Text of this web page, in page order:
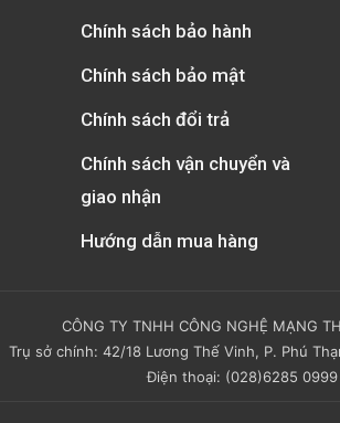
Chính sách bảo hành
Chính sách bảo mật
Chính sách đổi trả
Chính sách vận chuyển và
giao nhận
Hướng dẫn mua hàng
CÔNG TY TNHH CÔNG NGHỆ MẠNG
Trụ sở chính: 42/18 Lương Thế Vinh, P. Phú
Điện thoại: (028)6285 0999